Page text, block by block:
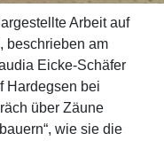
Arbeit auf
beschrieben am
Eicke-Schäfer
Hardegsen bei
über Zäune
wie sie die